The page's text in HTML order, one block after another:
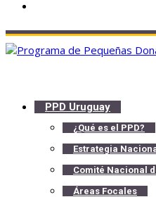
PPD Uruguay
¿Qué es el PPD?
Estrategia
Comité Nacional
Áreas Focales